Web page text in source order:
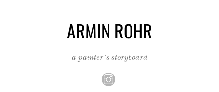
ARMIN ROHR
a painter´s storyboard